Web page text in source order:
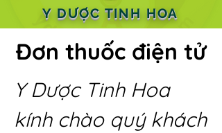
Y DƯỢC TINH HOA
Đơn thuốc điện tử
Y Dược Tinh Hoa
kính chào quý khách